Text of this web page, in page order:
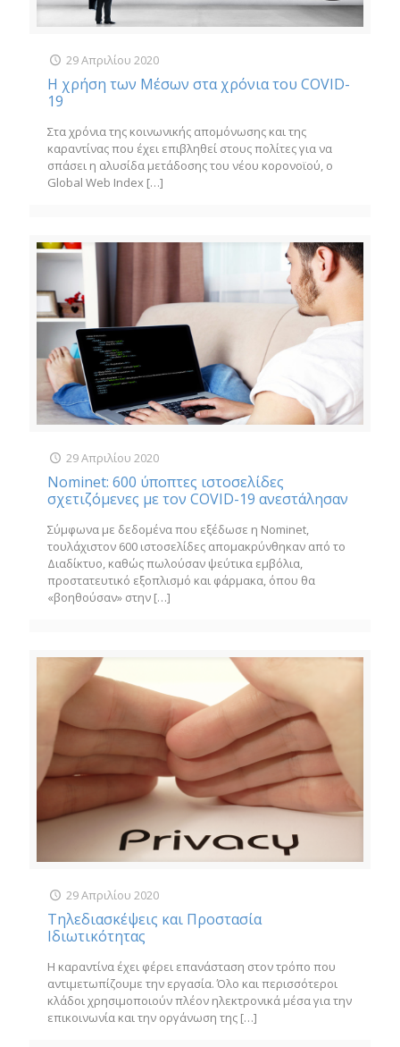
29 Απριλίου 2020
Η χρήση των Μέσων στα χρόνια του COVID-
19
Στα χρόνια της κοινωνικής απομόνωσης και της
καραντίνας που έχει επιβληθεί στους πολίτες για να
σπάσει η αλυσίδα μετάδοσης του νέου κορονοϊού, ο
Global Web Index […]
29 Απριλίου 2020
Nominet: 600 ύποπτες ιστοσελίδες
σχετιζόμενες με τον COVID-19 ανεστάλησαν
Σύμφωνα με δεδομένα που εξέδωσε η Nominet,
τουλάχιστον 600 ιστοσελίδες απομακρύνθηκαν από το
Διαδίκτυο, καθώς πωλούσαν ψεύτικα εμβόλια,
προστατευτικό εξοπλισμό και φάρμακα, όπου θα
«βοηθούσαν» στην […]
29 Απριλίου 2020
Τηλεδιασκέψεις και Προστασία
Ιδιωτικότητας
Η καραντίνα έχει φέρει επανάσταση στον τρόπο που
αντιμετωπίζουμε την εργασία. Όλο και περισσότεροι
κλάδοι χρησιμοποιούν πλέον ηλεκτρονικά μέσα για την
επικοινωνία και την οργάνωση της […]